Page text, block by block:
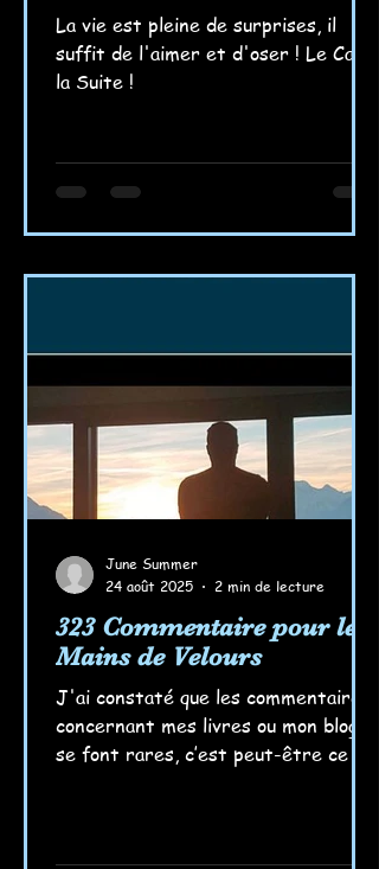
La vie est pleine de surprises, il
suffit de l'aimer et d'oser ! Le Cap,
la Suite !
323 Commentaire pour les
Mains de Velours
J'ai constaté que les commentaires
concernant mes livres ou mon blog
se font rares, c’est peut-être ce qui
June Summer
24 août 2025
2 min de lecture